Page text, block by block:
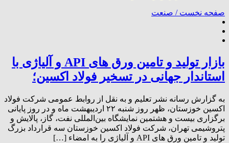
صفحه نخست / صنعت
بازار تولید و تامین ورق های API و آلیاژی با
استاندار جهانی در تسخیر فولاد اکسین؛
به گزارش رسانه نشر تعلیم و به نقل از روابط‌ عمومی شرکت فولاد
اکسین خوزستان، ظهر روز شنبه ۲۲ اردیبهشت ماه و در روز پایانی
برگزاری بیست و هشتمین نمایشگاه بین‌المللی نفت، گاز، پالایش و
پتروشیمی تهران، شرکت فولاد اکسین خوزستان سه قرارداد بزرگ
تولید و تامین ورق های API و آلیاژی را به امضاء […]